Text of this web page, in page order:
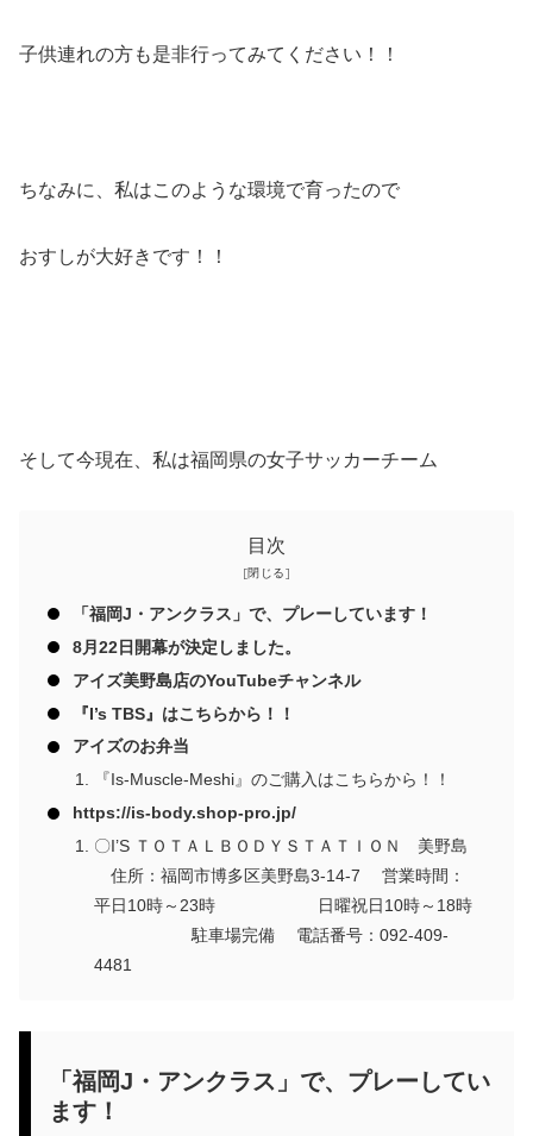
子供連れの方も是非行ってみてください！！
ちなみに、私はこのような環境で育ったので
おすしが大好きです！！
そして今現在、私は福岡県の女子サッカーチーム
目次
「福岡J・アンクラス」で、プレーしています！
8月22日開幕が決定しました。
アイズ美野島店のYouTubeチャンネル
『I’s TBS』はこちらから！！
アイズのお弁当
『Is-Muscle-Meshi』のご購入はこちらから！！
https://is-body.shop-pro.jp/
〇I’S ＴＯＴＡＬＢＯＤＹＳＴＡＴＩＯＮ 美野島
住所：福岡市博多区美野島3-14-7 営業時間：
平日10時～23時 日曜祝日10時～18時
駐車場完備 電話番号：092-409-
4481
「福岡J・アンクラス」で、プレーしてい
ます！